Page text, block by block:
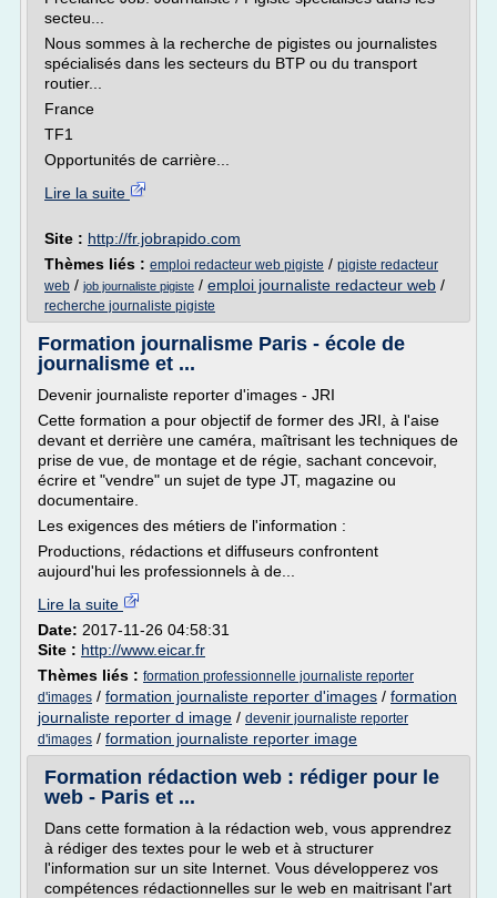
secteu...
Nous sommes à la recherche de pigistes ou journalistes
spécialisés dans les secteurs du BTP ou du transport
routier...
France
TF1
Opportunités de carrière...
Lire la suite
Site : http://fr.jobrapido.com
Thèmes liés : emploi redacteur web pigiste / pigiste redacteur
web / job journaliste pigiste / emploi journaliste redacteur web /
recherche journaliste pigiste
Formation journalisme Paris - école de
journalisme et ...
Devenir journaliste reporter d'images - JRI
Cette formation a pour objectif de former des JRI, à l'aise
devant et derrière une caméra, maîtrisant les techniques de
prise de vue, de montage et de régie, sachant concevoir,
écrire et "vendre" un sujet de type JT, magazine ou
documentaire.
Les exigences des métiers de l'information :
Productions, rédactions et diffuseurs confrontent
aujourd'hui les professionnels à de...
Lire la suite
Date: 2017-11-26 04:58:31
Site : http://www.eicar.fr
Thèmes liés : formation professionnelle journaliste reporter
d'images / formation journaliste reporter d'images / formation
journaliste reporter d image / devenir journaliste reporter
d'images / formation journaliste reporter image
Formation rédaction web : rédiger pour le
web - Paris et ...
Dans cette formation à la rédaction web, vous apprendrez
à rédiger des textes pour le web et à structurer
l'information sur un site Internet. Vous développerez vos
compétences rédactionnelles sur le web en maitrisant l'art